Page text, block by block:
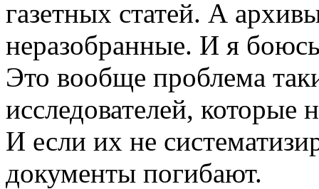
газетных статей. А
неразобранные. И я
Это вообще проблема
исследователей,
И если их не
документы погибают.